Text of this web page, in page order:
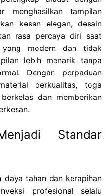
menghasilkan tampilan
kesan elegan, desain
rasa percaya diri saat
yang modern dan tidak
lebih menarik tanpa
Dengan perpaduan
berkualitas, toga
dan memberikan
Standar
daya tahan dan kerapihan
profesional selalu